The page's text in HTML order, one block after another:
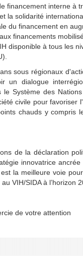
financement interne à
la solidarité
du financement en
financements
disponible à tous les
sous régionaux
un dialogue
Système des
civile pour favoriser
chauds y compris
de la déclaration
innovatrice
la meilleure voie
VIH/SIDA à l’horizon
attention